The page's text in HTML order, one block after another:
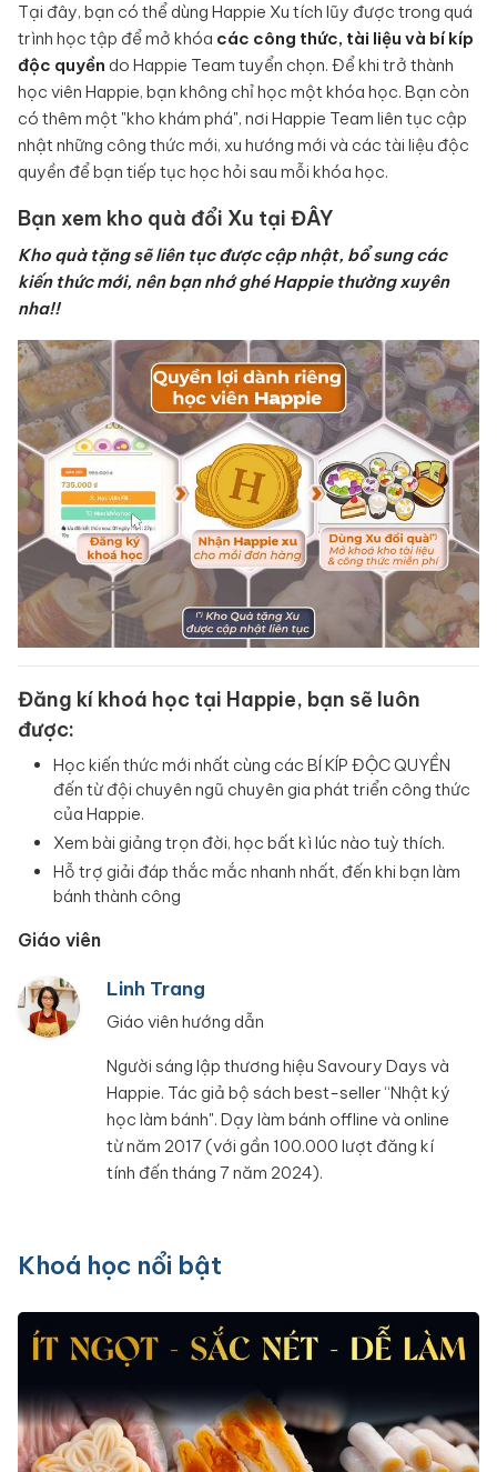
Tại đây, bạn có thể dùng Happie Xu tích lũy được trong quá
trình học tập để mở khóa các công thức, tài liệu và bí kíp
độc quyền do Happie Team tuyển chọn. Để khi trở thành
học viên Happie, bạn không chỉ học một khóa học. Bạn còn
có thêm một "kho khám phá", nơi Happie Team liên tục cập
nhật những công thức mới, xu hướng mới và các tài liệu độc
quyền để bạn tiếp tục học hỏi sau mỗi khóa học.
Bạn xem kho quà đổi Xu tại ĐÂY
Kho quà tặng sẽ liên tục được cập nhật, bổ sung các
kiến thức mới, nên bạn nhớ ghé Happie thường xuyên
nha!!
Đăng kí khoá học tại Happie, bạn sẽ luôn
được:
Học kiến thức mới nhất cùng các BÍ KÍP ĐỘC QUYỀN
đến từ đội chuyên ngũ chuyên gia phát triển công thức
của Happie.
Xem bài giảng trọn đời, học bất kì lúc nào tuỳ thích.
Hỗ trợ giải đáp thắc mắc nhanh nhất, đến khi bạn làm
bánh thành công
Giáo viên
Linh Trang
Giáo viên hướng dẫn
Người sáng lập thương hiệu Savoury Days và
Happie. Tác giả bộ sách best-seller “Nhật ký
học làm bánh". Dạy làm bánh offline và online
từ năm 2017 (với gần 100.000 lượt đăng kí
tính đến tháng 7 năm 2024).
Khoá học nổi bật